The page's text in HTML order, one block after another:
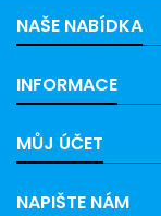
NAŠE NABÍDKA
INFORMACE
MŮJ ÚČET
NAPIŠTE NÁM